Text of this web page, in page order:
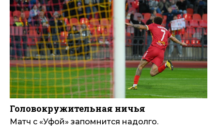
Головокружительная ничья
Матч с «Уфой» запомнится надолго.